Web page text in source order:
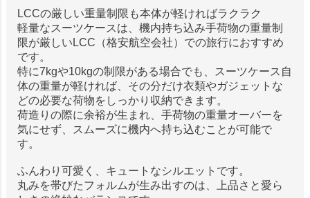
LCCの厳しい重量制限も本体が軽ければラクラク
軽量なスーツケースは、機内持ち込み手荷物の重量制
限が厳しいLCC（格安航空会社）での旅行におすすめ
です。
特に7kgや10kgの制限がある場合でも、スーツケース自
体の重量が軽ければ、その分だけ衣類やガジェットな
どの必要な荷物をしっかり収納できます。
荷造りの際に余裕が生まれ、手荷物の重量オーバーを
気にせず、スムーズに機内へ持ち込むことが可能で
す。
ふんわり可愛く、キュートなシルエットです。
丸みを帯びたフォルムが生み出すのは、上品さと愛ら